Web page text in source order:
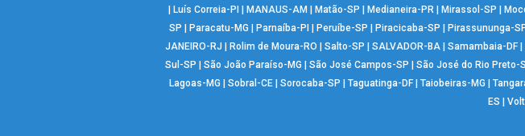
| Luís Correia-PI | MANAUS-AM | Matão-SP | Medianeira-PR | Mirassol-SP |
SP | Paracatu-MG | Parnaíba-PI | Peruíbe-SP | Piracicaba-SP | Pirassununga-
JANEIRO-RJ | Rolim de Moura-RO | Salto-SP | SALVADOR-BA | Samambaia-DF |
Sul-SP | São João Paraíso-MG | São José Campos-SP | São José do Rio Preto-
Lagoas-MG | Sobral-CE| Sorocaba-SP | Taguatinga-DF| Taiobeiras-MG |
ES |